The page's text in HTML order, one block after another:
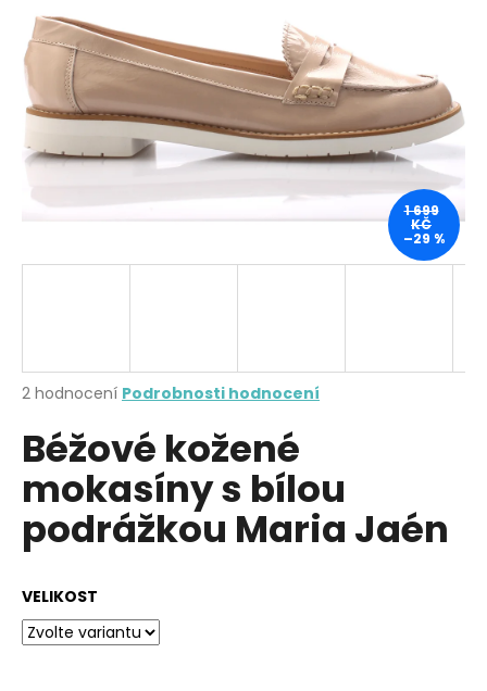
Průměrné
produktu
je
5
hvězdiček.
2 hodnocení Podrobnosti hodnocení
Béžové kožené
mokasíny s bílou
podrážkou Maria Jaén
VELIKOST
1 699
KČ
–29 %
a
j
í
t
?
o
p
r
u
č
u
e
m
e